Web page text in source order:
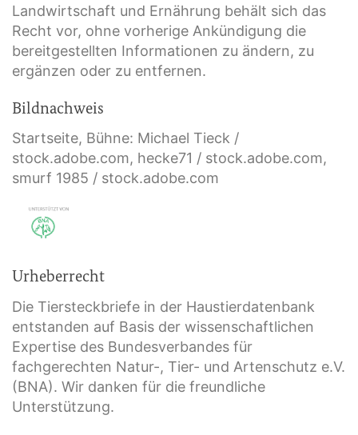
Landwirtschaft und Ernährung behält sich das
Recht vor, ohne vorherige Ankündigung die
bereitgestellten Informationen zu ändern, zu
ergänzen oder zu entfernen.
Bildnachweis
Startseite, Bühne: Michael Tieck /
stock.adobe.com, hecke71 / stock.adobe.com,
smurf 1985 / stock.adobe.com
Urheberrecht
Die Tiersteckbriefe in der Haustierdatenbank
entstanden auf Basis der wissenschaftlichen
Expertise des Bundesverbandes für
fachgerechten Natur-, Tier- und Artenschutz e.V.
(BNA). Wir danken für die freundliche
Unterstützung.